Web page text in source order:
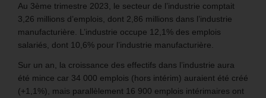
Au 3ème trimestre 2023, le secteur de l’industrie comptait
3,26 millions d’emplois, dont 2,86 millions dans l’industrie
manufacturière. L’industrie occupe 12,1% des emplois
salariés, dont 10,6% pour l’industrie manufacturière.
Sur un an, la croissance des effectifs dans l’industrie aura
été mince car 34 000 emplois (hors intérim) auraient été créé
(+1,1%), mais parallèlement 16 900 emplois intérimaires ont